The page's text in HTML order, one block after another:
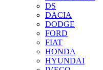
DS
DACIA
DODGE
FORD
FIAT
HONDA
HYUNDAI